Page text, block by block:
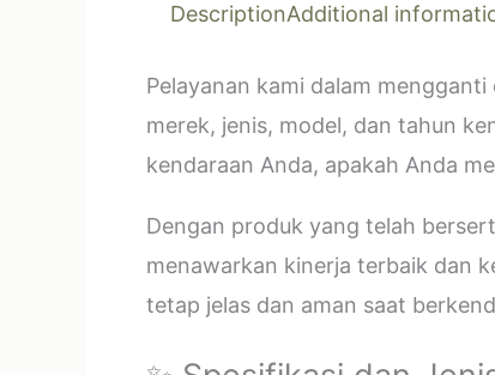
DescriptionAdditional
Pelayanan kami dalam
merek, jenis, model, dan tahun
kendaraan Anda, apakah Anda
Dengan produk yang telah
menawarkan kinerja terbaik dan
tetap jelas dan aman saat